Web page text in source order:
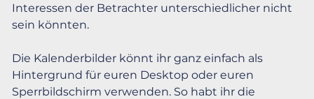
Interessen der Betrachter unterschiedlicher nicht
sein könnten.
Die Kalenderbilder könnt ihr ganz einfach als
Hintergrund für euren Desktop oder euren
Sperrbildschirm verwenden. So habt ihr die